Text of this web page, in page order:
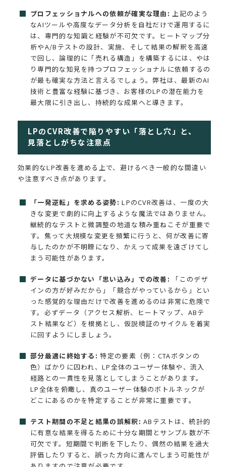
プロフェッショナルへの依頼が確実な理由: 上記のよう
なAIツールや高度なデータ分析を自社だけで運用するに
は、専門的な知識と経験が不可欠です。ヒートマップ分
析やA/Bテストの設計、実施、そして結果の解釈を高速
で回し、論理的に「売れる構造」を構築するには、やは
り専門的な知見を持つプロフェッショナルに依頼するの
が最も確実な方法と言えるでしょう。弊社は、最新のAI
技術と豊富な経験に基づき、お客様のLPの潜在能力を
最大限に引き出し、持続的な成果へと導きます。
LPのCVR改善で陥りやすい「落とし穴」と、
見落としがちな注意点
効果的なLP改善を進める上で、避けるべき一般的な間違い
や注意すべき点があります。
「一発逆転」を求める姿勢: LPのCVR改善は、一度の大
きな変更で劇的に向上するような魔法ではありません。
継続的なテストと微調整の地道な積み重ねこそが重要で
す。焦って大規模な変更を頻繁に行うと、何が改善に寄
与したのかが不明瞭になり、かえって成果を遠ざけてし
まう可能性があります。
データに基づかない「思い込み」での改善:
「このデザ
インの方が好みだから」「競合がやっているから」とい
った感覚的な理由だけで改善を進めるのは非常に危険で
す。必ずデータ（アクセス解析、ヒートマップ、ABテ
スト結果など）を根拠とし、仮説検証のサイクルを着実
に回すようにしましょう。
部分最適に終始する: 特定の要素（例：CTAボタンの
色）ばかりに囚われ、LP全体のユーザー体験や、流入
経路との一貫性を見落としてしまうことがあります。
LP全体を俯瞰し、真のユーザー体験のボトルネックが
どこにあるのかを特定することが非常に重要です。
テスト期間の不足と結果の誤解釈: ABテストは、統計的
に有意な結果を得るために十分な期間とサンプル数が不
可欠です。短期間で判断を下したり、偶然の結果を過大
評価したりすると、誤った方向に進んでしまう可能性が